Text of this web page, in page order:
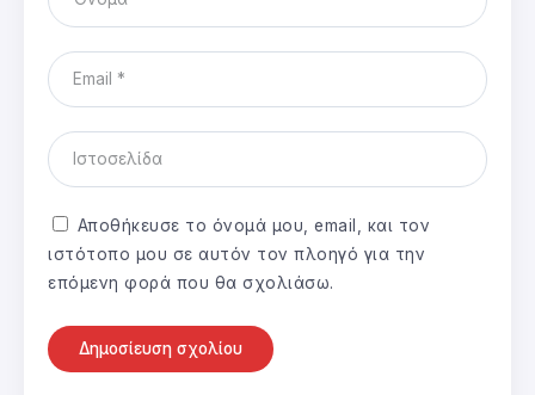
Αποθήκευσε το όνομά μου, email, και τον
ιστότοπο μου σε αυτόν τον πλοηγό για την
επόμενη φορά που θα σχολιάσω.